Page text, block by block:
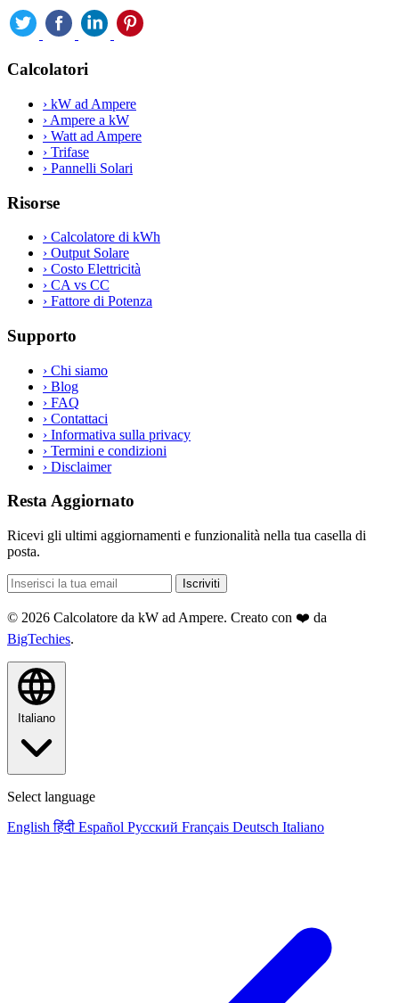
Calcolatori
› kW ad Ampere
› Ampere a kW
› Watt ad Ampere
› Trifase
› Pannelli Solari
Risorse
› Calcolatore di kWh
› Output Solare
› Costo Elettricità
› CA vs CC
› Fattore di Potenza
Supporto
› Chi siamo
› Blog
› FAQ
› Contattaci
› Informativa sulla privacy
› Termini e condizioni
› Disclaimer
Resta Aggiornato
Ricevi gli ultimi aggiornamenti e funzionalità nella tua casella di
posta.
Iscriviti
© 2026 Calcolatore da kW ad Ampere. Creato con ❤️ da
BigTechies.
Italiano
Select language
English हिंदी Español Русский Français Deutsch Italiano